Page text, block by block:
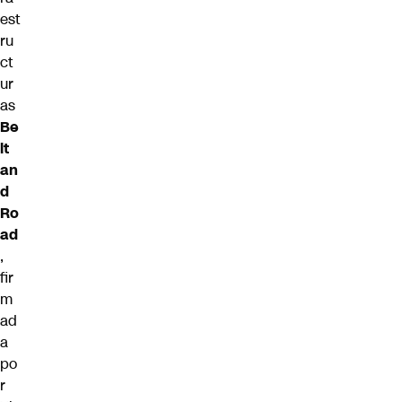
est
ru
ct
ur
as
Be
lt
an
d
Ro
ad
,
fir
m
ad
a
po
r